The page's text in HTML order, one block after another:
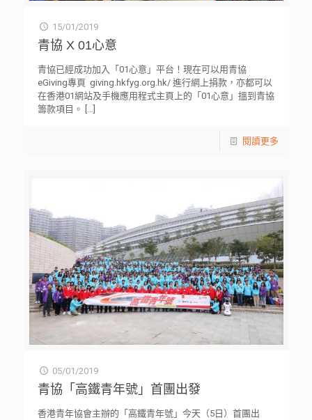
15/01/2019
青協 X 01心意
青協已經成功加入「01心意」平台！現在可以用青協
eGiving專頁 giving.hkfyg.org.hk/ 進行網上捐款，亦都可以
在香港01網站及手機應用程式主頁上的「01心意」搵到青協
籌款項目。
[…]
閱讀更多
05/01/2019
青協「高鐵青年號」首團出發
香港青年協會主辦的「高鐵青年號」今天（5日）首團出